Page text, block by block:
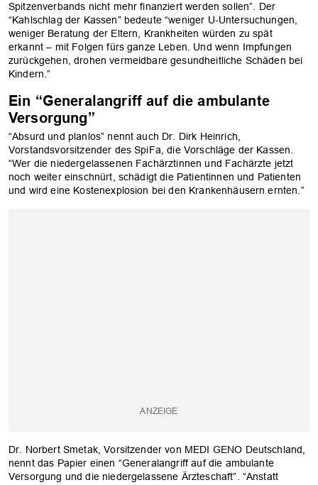
Spitzenverbands nicht mehr finanziert werden sollen”. Der
“Kahlschlag der Kassen” bedeute “weniger U-Untersuchungen,
weniger Beratung der Eltern, Krankheiten würden zu spät
erkannt – mit Folgen fürs ganze Leben. Und wenn Impfungen
zurückgehen, drohen vermeidbare gesundheitliche Schäden bei
Kindern.”
Ein “Generalangriff auf die ambulante
Versorgung”
“Absurd und planlos” nennt auch Dr. Dirk Heinrich,
Vorstandsvorsitzender des SpiFa, die Vorschläge der Kassen.
“Wer die niedergelassenen Fachärztinnen und Fachärzte jetzt
noch weiter einschnürt, schädigt die Patientinnen und Patienten
und wird eine Kostenexplosion bei den Krankenhäusern ernten.”
Dr. Norbert Smetak, Vorsitzender von MEDI GENO Deutschland,
nennt das Papier einen “Generalangriff auf die ambulante
Versorgung und die niedergelassene Ärzteschaft”. “Anstatt